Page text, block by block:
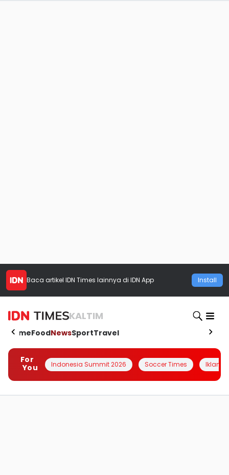
Baca artikel IDN Times lainnya di IDN App Install
KALTIM
HomeFoodNewsSportTravel
For
You
Indonesia Summit 2026 Soccer Times Iklanin